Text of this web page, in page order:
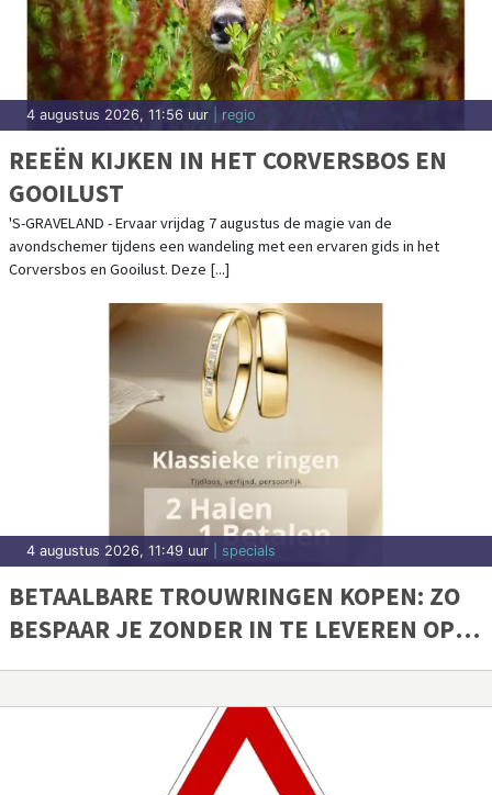
4 augustus 2026, 11:56 uur | regio
REEËN KIJKEN IN HET CORVERSBOS EN
GOOILUST
'S-GRAVELAND - Ervaar vrijdag 7 augustus de magie van de
avondschemer tijdens een wandeling met een ervaren gids in het
Corversbos en Gooilust. Deze [...]
4 augustus 2026, 11:49 uur | specials
BETAALBARE TROUWRINGEN KOPEN: ZO
BESPAAR JE ZONDER IN TE LEVEREN OP